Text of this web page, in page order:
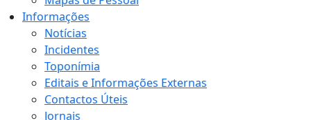
Informações
Notícias
Incidentes
Toponímia
Editais e Informações Externas
Contactos Úteis
Jornais